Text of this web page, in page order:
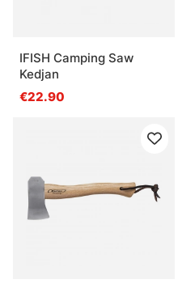
IFISH Camping Saw
Kedjan
€22.90